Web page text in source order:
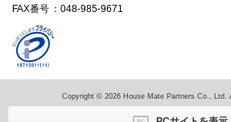
FAX番号
048-985-9671
Copyright © 2026 House Mate Partners Co., Ltd.